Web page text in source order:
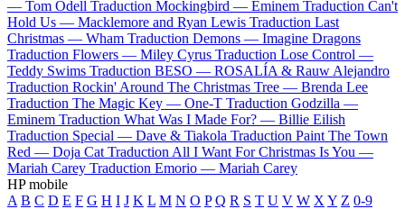
— Tom Odell Traduction Mockingbird — Eminem Traduction Can't
Hold Us — Macklemore and Ryan Lewis Traduction Last
Christmas — Wham Traduction Demons — Imagine Dragons
Traduction Flowers — Miley Cyrus Traduction Lose Control —
Teddy Swims Traduction BESO — ROSALÍA & Rauw Alejandro
Traduction Rockin' Around The Christmas Tree — Brenda Lee
Traduction The Magic Key — One-T Traduction Godzilla —
Eminem Traduction What Was I Made For? — Billie Eilish
Traduction Special — Dave & Tiakola Traduction Paint The Town
Red — Doja Cat Traduction All I Want For Christmas Is You —
Mariah Carey Traduction Emorio — Mariah Carey
HP mobile
A B C D E F G H I J K L M N O P Q R S T U V W X Y Z 0-9